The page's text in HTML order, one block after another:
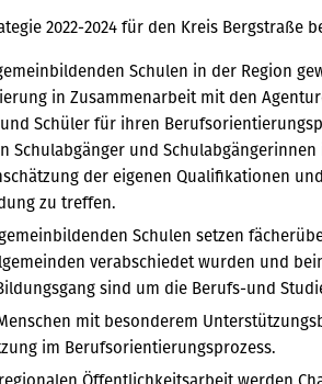
2022-2024 für den Kreis Bergstraße
Schulen in der Region
in Zusammenarbeit mit den
Schüler für ihren
Schulabgänger und
der eigenen Qualifikationen
zu treffen.
Schulen setzen
verabschiedet wurden und
sind um die Berufs-und
mit besonderem
im Berufsorientierungsprozess.